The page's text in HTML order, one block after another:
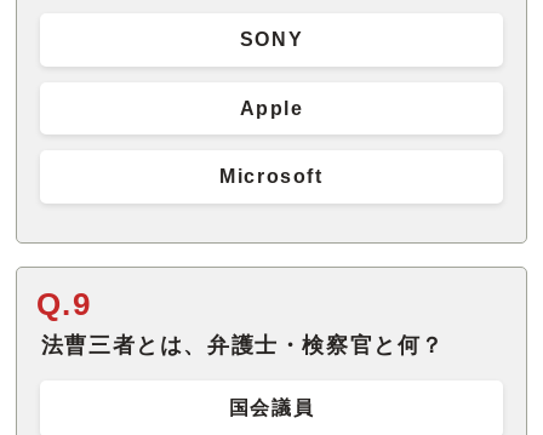
SONY
Apple
Microsoft
Q.9
法曹三者とは、弁護士・検察官と何？
国会議員